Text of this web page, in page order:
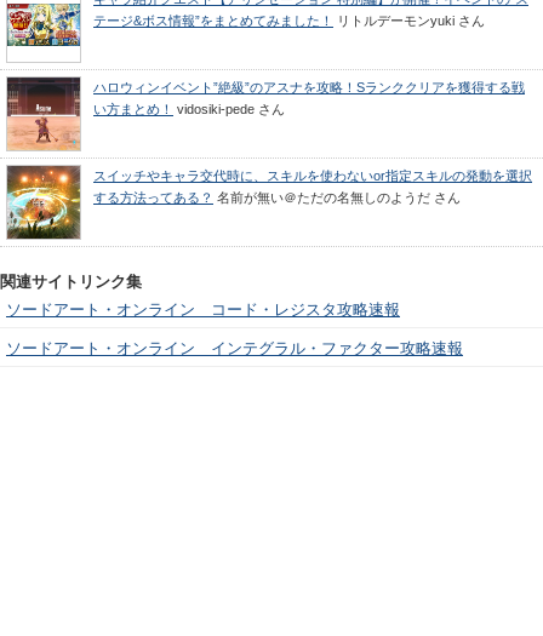
テージ&ボス情報”をまとめてみました！
リトルデーモンyuki さん
ハロウィンイベント”絶級”のアスナを攻略！Sランククリアを獲得する戦
い方まとめ！
vidosiki-pede さん
スイッチやキャラ交代時に、スキルを使わないor指定スキルの発動を選択
する方法ってある？ 名前が無い＠ただの名無しのようだ さん
関連サイトリンク集
ソードアート・オンライン コード・レジスタ攻略速報
ソードアート・オンライン インテグラル・ファクター攻略速報